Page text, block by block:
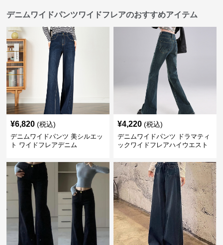
デニムワイドパンツワイドフレアのおすすめアイテム
¥6,820 (税込)
デニムワイドパンツ 美シルエッ
ト ワイドフレアデニム
¥4,220 (税込)
デニムワイドパンツ ドラマティ
ックワイドフレアハイウエスト